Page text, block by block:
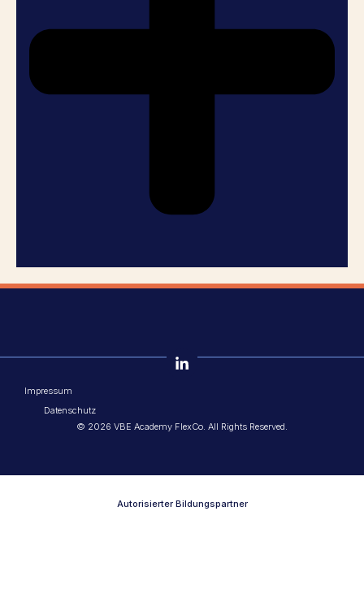
Impressum
© 2026 VBE Academy FlexCo. All Rights Reserved.
Datenschutz
Autorisierter Bildungspartner